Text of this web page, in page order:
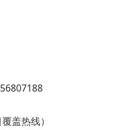
盖热线）